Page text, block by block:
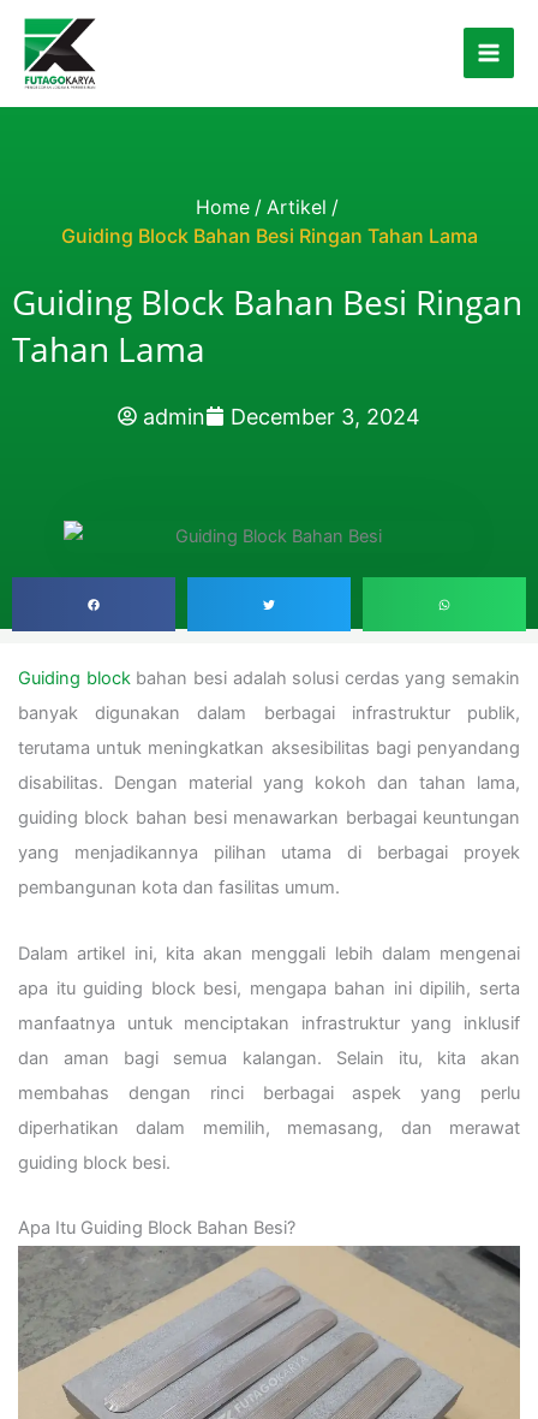
Skip to content
Home / Artikel /
Guiding Block Bahan Besi Ringan Tahan Lama
Guiding Block Bahan Besi Ringan
Tahan Lama
admin December 3, 2024
Guiding blockbahan besi adalah solusi cerdas yang semakin
banyak digunakan dalam berbagai infrastruktur publik,
terutama untuk meningkatkan aksesibilitas bagi penyandang
disabilitas. Dengan material yang kokoh dan tahan lama,
guiding block bahan besi menawarkan berbagai keuntungan
yang menjadikannya pilihan utama di berbagai proyek
pembangunan kota dan fasilitas umum.
Dalam artikel ini, kita akan menggali lebih dalam mengenai
apa itu guiding block besi, mengapa bahan ini dipilih, serta
manfaatnya untuk menciptakan infrastruktur yang inklusif
dan aman bagi semua kalangan. Selain itu, kita akan
membahas dengan rinci berbagai aspek yang perlu
diperhatikan dalam memilih, memasang, dan merawat
guiding block besi.
Apa Itu Guiding Block Bahan Besi?